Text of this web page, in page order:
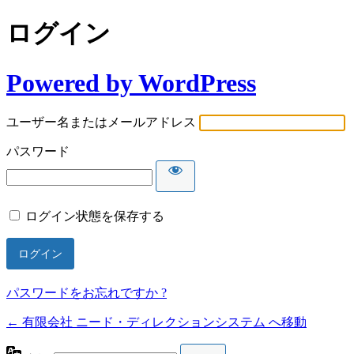
ログイン
Powered by WordPress
ユーザー名またはメールアドレス
パスワード
ログイン状態を保存する
パスワードをお忘れですか ?
← 有限会社 ニード・ディレクションシステム へ移動